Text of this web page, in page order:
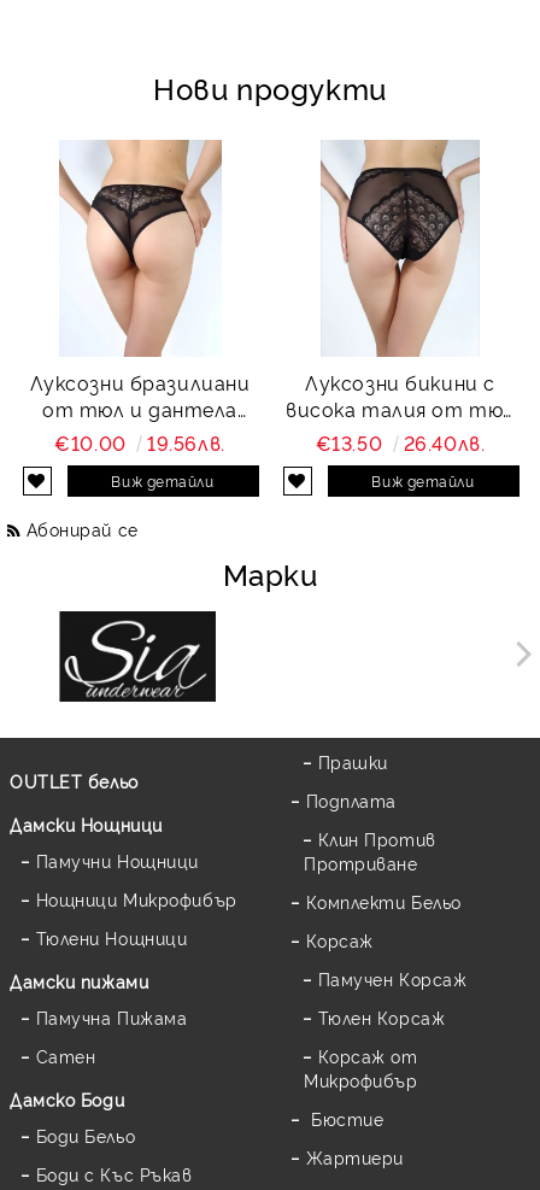
Нови продукти
Луксозни бразилиани
от тюл и дантела
Charity
€10.00 19.56лв.
Виж детайли
Луксозни бикини с
висока талия от тюл
и дантела Charity
€13.50 26.40лв.
Виж детайли
Абонирай се
Марки
OUTLET бельо
Дамски Нощници
Памучни Нощници
Нощници Микрофибър
Тюлени Нощници
Дамски пижами
Памучна Пижама
Сатен
Дамскo Боди
Боди Бельо
Боди с Къс Ръкав
Прашки
Подплата
Клин Против
Протриване
Комплекти Бельо
Корсаж
Памучен Корсаж
Тюлен Корсаж
Корсаж от
Микрофибър
Бюстие
Жартиери